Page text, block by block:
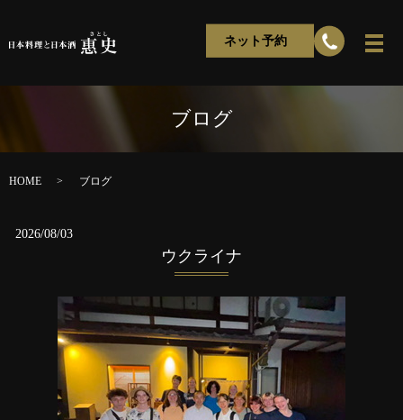
ネット予約
ブログ
HOME ブログ
2026/08/03
ウクライナ